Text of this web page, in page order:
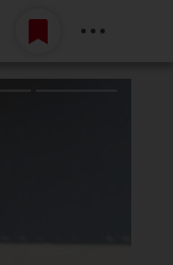
Belépés